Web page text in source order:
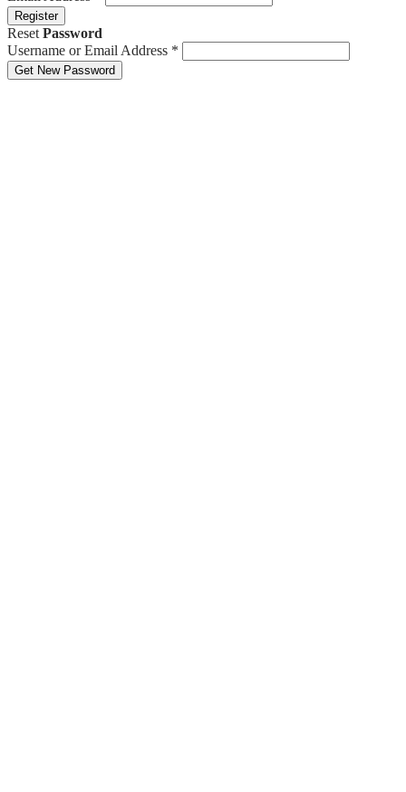
Register
Reset Password
Username or Email Address *
Get New Password